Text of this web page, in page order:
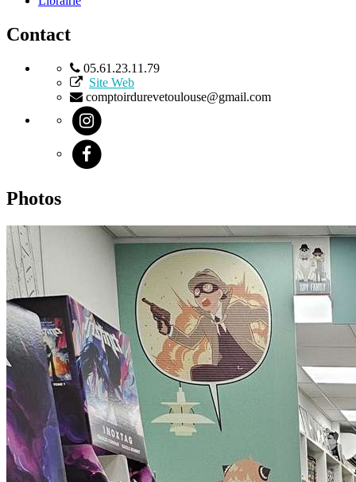
Contact
05.61.23.11.79
Site Web
comptoirdurevetoulouse@gmail.com
Photos